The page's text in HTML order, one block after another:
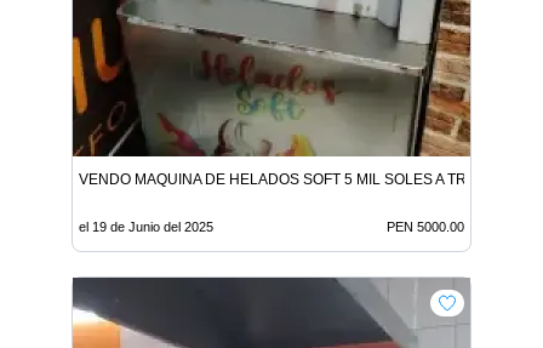
VENDO MAQUINA DE HELADOS SOFT 5 MIL SOLES A TRATAR
el 19 de Junio del 2025 PEN 5000.00